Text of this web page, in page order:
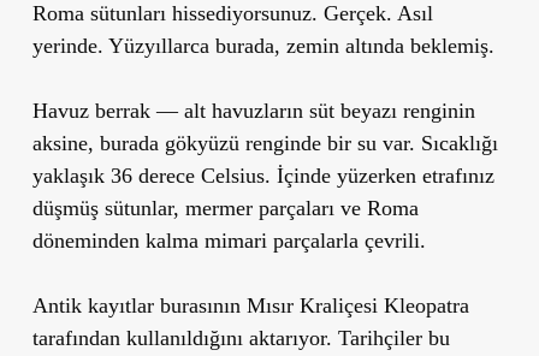
Roma sütunları hissediyorsunuz. Gerçek. Asıl
yerinde. Yüzyıllarca burada, zemin altında beklemiş.
Havuz berrak — alt havuzların süt beyazı renginin
aksine, burada gökyüzü renginde bir su var. Sıcaklığı
yaklaşık 36 derece Celsius. İçinde yüzerken etrafınız
düşmüş sütunlar, mermer parçaları ve Roma
döneminden kalma mimari parçalarla çevrili.
Antik kayıtlar burasının Mısır Kraliçesi Kleopatra
tarafından kullanıldığını aktarıyor. Tarihçiler bu